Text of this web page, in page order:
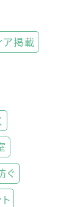
ア掲載
ぐ